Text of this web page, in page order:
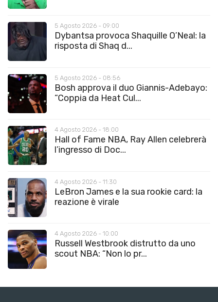
5 Agosto 2026 - 09:00
Dybantsa provoca Shaquille O’Neal: la
risposta di Shaq d...
5 Agosto 2026 - 08:56
Bosh approva il duo Giannis-Adebayo:
“Coppia da Heat Cul...
4 Agosto 2026 - 18:00
Hall of Fame NBA, Ray Allen celebrerà
l’ingresso di Doc...
4 Agosto 2026 - 11:30
LeBron James e la sua rookie card: la
reazione è virale
4 Agosto 2026 - 10:00
Russell Westbrook distrutto da uno
scout NBA: “Non lo pr...